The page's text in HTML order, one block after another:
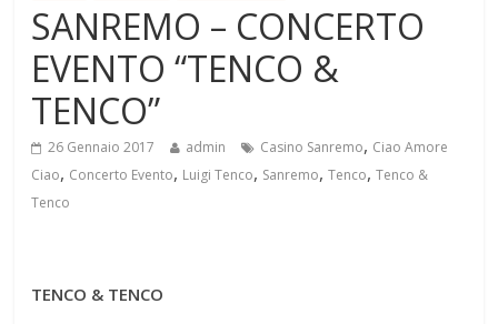
SANREMO – CONCERTO
EVENTO “TENCO &
TENCO”
26 Gennaio 2017 admin Casino Sanremo, Ciao Amore
Ciao, Concerto Evento, Luigi Tenco, Sanremo,Tenco,Tenco &
Tenco
TENCO & TENCO